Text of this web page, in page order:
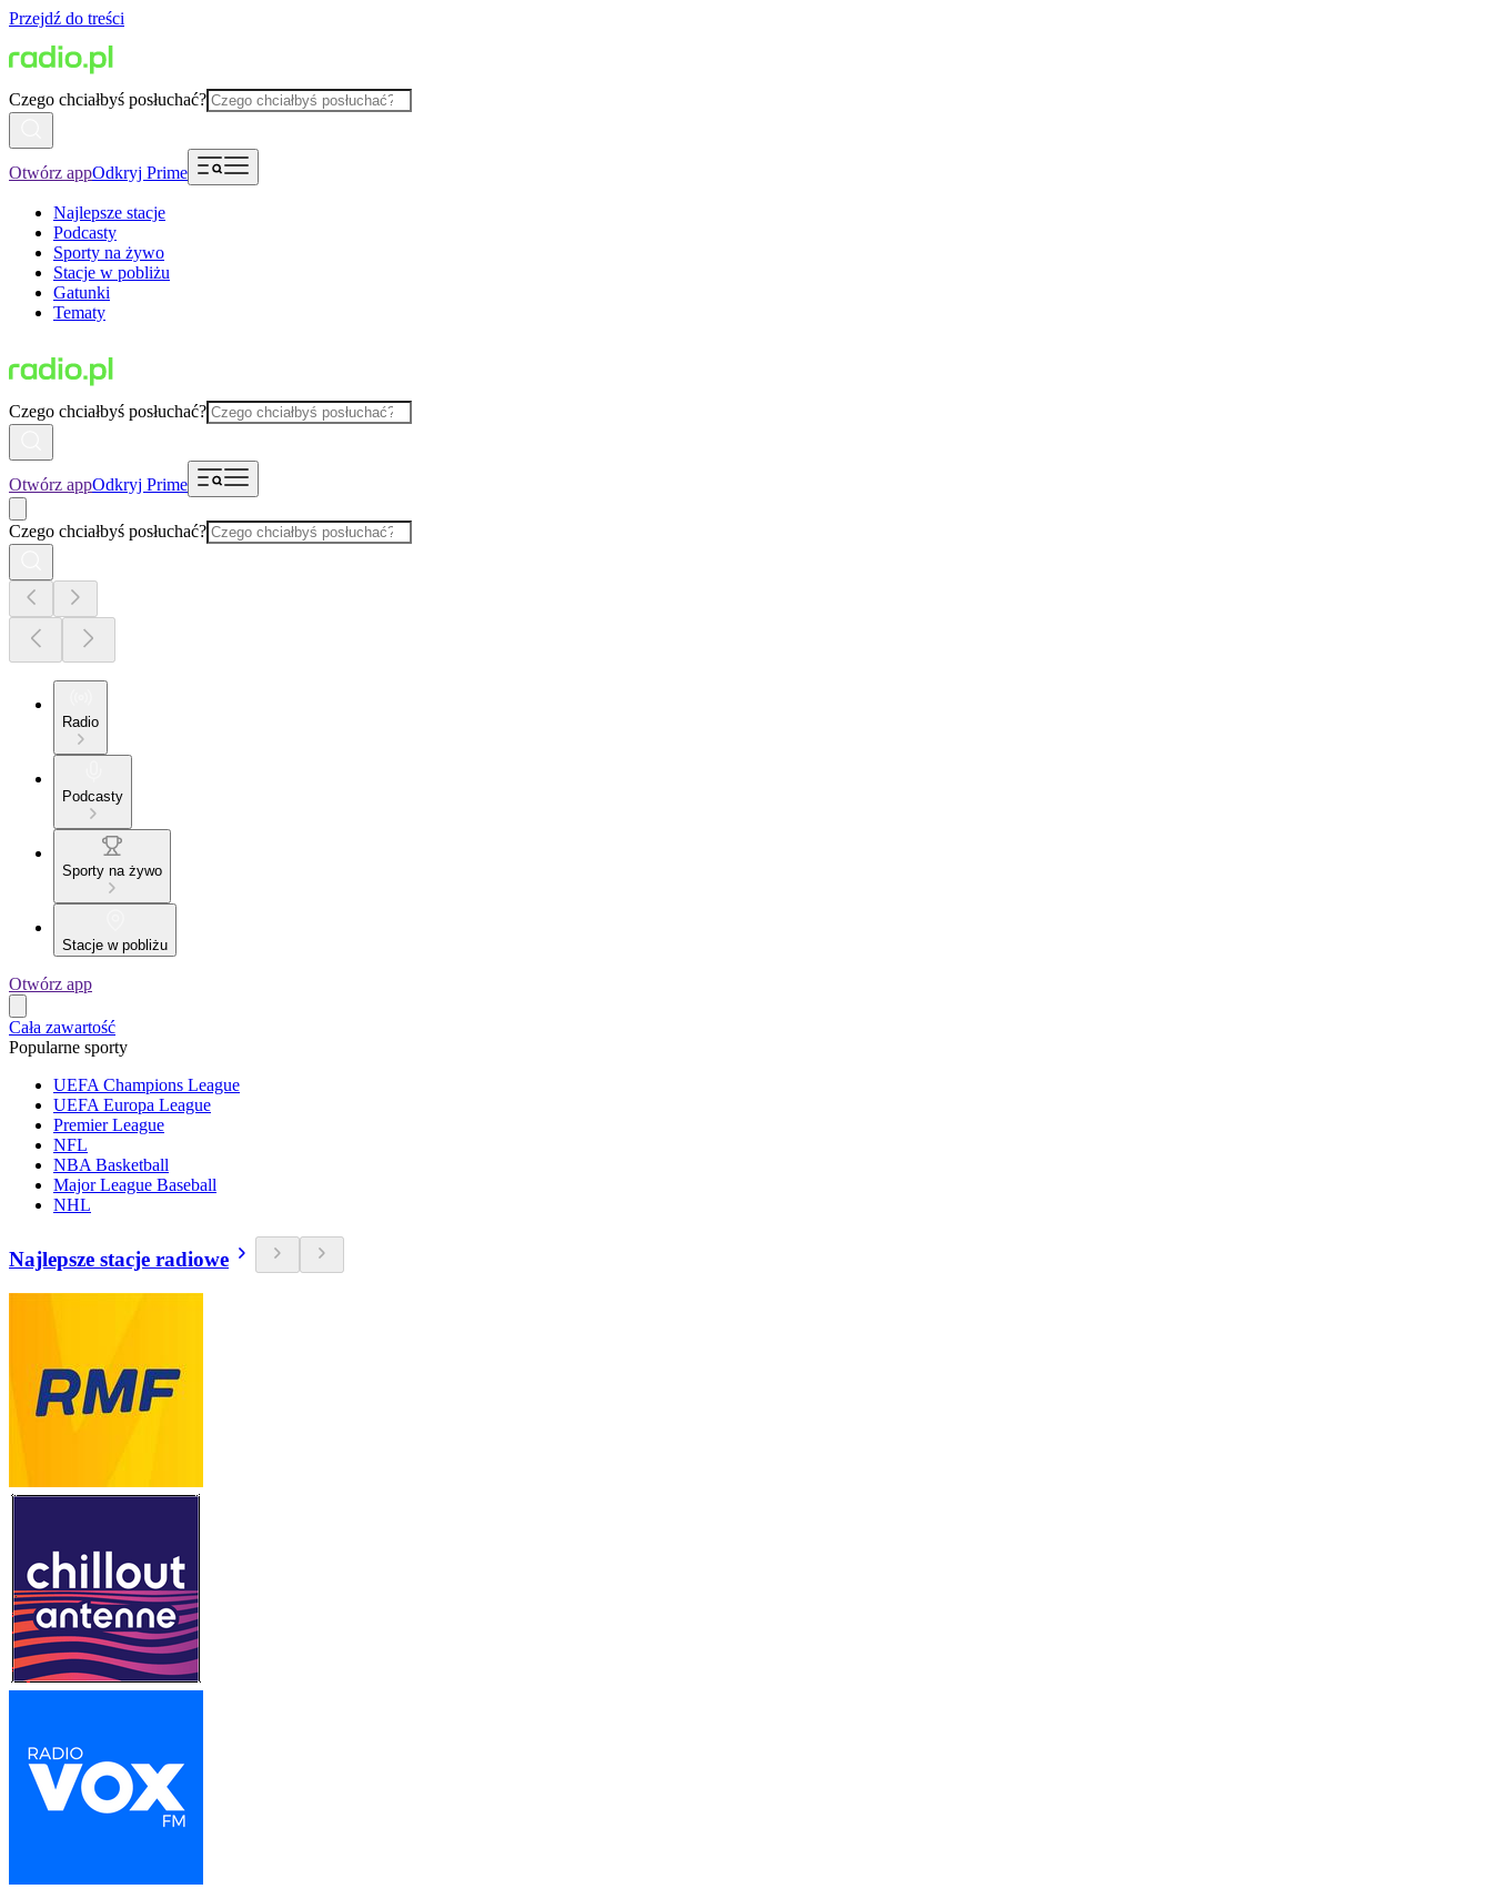
Przejdź do treści
Czego chciałbyś posłuchać?
Otwórz appOdkryj Prime
Najlepsze stacje
Podcasty
Sporty na żywo
Stacje w pobliżu
Gatunki
Tematy
Czego chciałbyś posłuchać?
Otwórz appOdkryj Prime
Czego chciałbyś posłuchać?
Radio
Podcasty
Sporty na żywo
Stacje w pobliżu
Otwórz app
Cała zawartość
Popularne sporty
UEFA Champions League
UEFA Europa League
Premier League
NFL
NBA Basketball
Major League Baseball
NHL
Najlepsze stacje radiowe